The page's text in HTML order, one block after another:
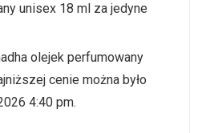
unisex 18 ml za jedyne
olejek perfumowany
cenie można było
4:40 pm.